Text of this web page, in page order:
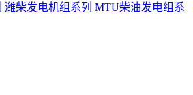
潍柴发电机组系列 MTU柴油发电组系